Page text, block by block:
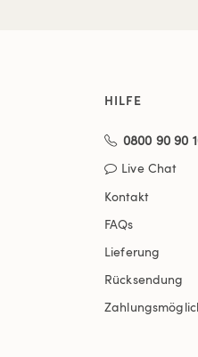
HILFE
0800 90 90
Live Chat
Kontakt
FAQs
Lieferung
Rücksendung